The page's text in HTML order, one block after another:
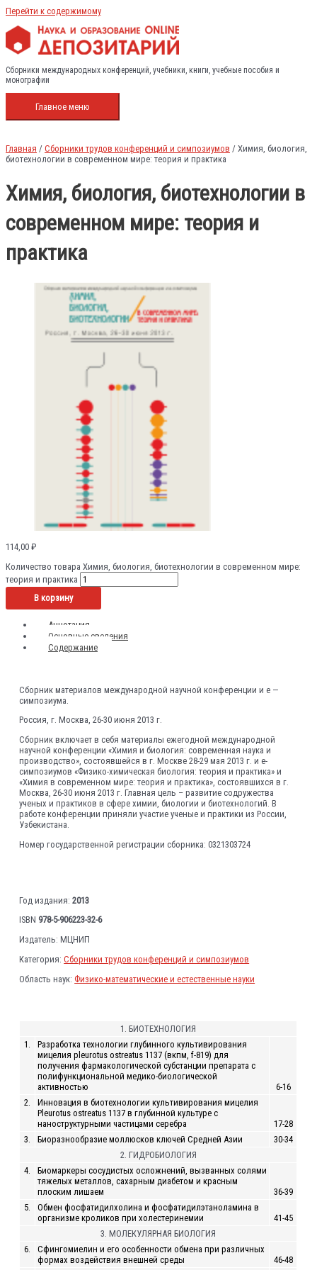
Перейти к содержимому
Сборники международных конференций, учебники, книги, учебные пособия и
монографии
Главное меню
Главная / Сборники трудов конференций и симпозиумов / Химия, биология,
биотехнологии в современном мире: теория и практика
Химия, биология, биотехнологии в
современном мире: теория и
практика
114,00 ₽
Количество товара Химия, биология, биотехнологии в современном мире:
теория и практика
В корзину
Аннотация
Основные сведения
Содержание
Сборник материалов международной научной конференции и e —
симпозиума.
Россия, г. Москва, 26-30 июня 2013 г.
Сборник включает в себя материалы ежегодной международной
научной конференции «Химия и биология: современная наука и
производство», состоявшейся в г. Москве 28-29 мая 2013 г. и e-
симпозиумов «Физико-химическая биология: теория и практика» и
«Химия в современном мире: теория и практика», состоявшихся в г.
Москва, 26-30 июня 2013 г. Главная цель – развитие содружества
ученых и практиков в сфере химии, биологии и биотехнологий. В
работе конференции приняли участие ученые и практики из России,
Узбекистана.
Номер государственной регистрации сборника: 0321303724
Год издания:2013
ISBN 978-5-906223-32-6
Издатель: МЦНИП
Категория:Сборники трудов конференций и симпозиумов
Область наук: Физико-математические и естественные науки
1. БИОТЕХНОЛОГИЯ
1.
Разработка технологии глубинного культивирования
мицелия pleurotus ostreatus 1137 (вкпм, f-819) для
получения фармакологической субстанции препарата с
полифункциональной медико-биологической
активностью
6-16
2.
Инновация в биотехнологии культивирования мицелия
Pleurotus ostreatus 1137 в глубинной культуре с
наноструктурными частицами серебра
17-28
3.
Биоразнообразие моллюсков ключей Средней Азии
30-34
2. ГИДРОБИОЛОГИЯ
4.
Биомаркеры сосудистых осложнений, вызванных солями
тяжелых металлов, сахарным диабетом и красным
плоским лишаем
36-39
5.
Обмен фосфатидилхолина и фосфатидилэтаноламина в
организме кроликов при холестеринемии
41-45
3. МОЛЕКУЛЯРНАЯ БИОЛОГИЯ
6.
Сфингомиелин и его особенности обмена при различных
формах воздействия внешней среды
46-48